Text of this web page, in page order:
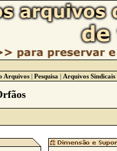
Arquivos| Pesquisa | Arquivos Sindicais